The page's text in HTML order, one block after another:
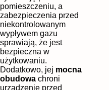
pomieszczeniu, a
zabezpieczenia przed
niekontrolowanym
wypływem gazu
sprawiają, że jest
bezpieczna w
użytkowaniu.
Dodatkowo, jej mocna
obudowa chroni
urządzenie przed